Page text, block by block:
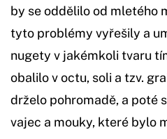
by se oddělilo od mletého
tyto problémy vyřešily a
nugety v jakémkoli tvaru
obalilo v octu, soli a tzv.
drželo pohromadě, a poté
vajec a mouky, které bylo